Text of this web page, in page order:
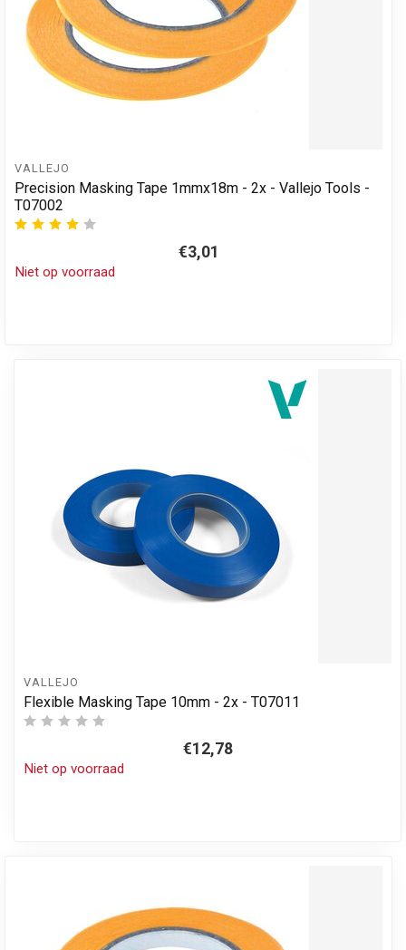
VALLEJO
Precision Masking Tape 1mmx18m - 2x - Vallejo Tools -
T07002
€3,01
Niet op voorraad
VALLEJO
Flexible Masking Tape 10mm - 2x - T07011
€12,78
Niet op voorraad